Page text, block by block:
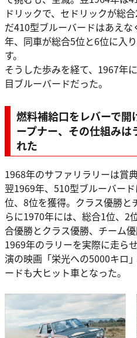
ドリックで、セドリックが総
だ410型ブルーバードはあえ
年、同車が総合5位と6位に入
す。
そうした歩みを経て、1967年
目ブルーバードだった。
燃料補給口をレバーで
ープナー、その仕組みは
れた
1968年のサファリラリーは賞
翌1969年、510型ブルーバー
位、8位を獲得。クラス優勝と
らに1970年には、総合1位、2
合優勝とクラス優勝、チーム
1969年のラリーを実際に走ら
演の映画「栄光への5000キロ
ードも大ヒット車となった。